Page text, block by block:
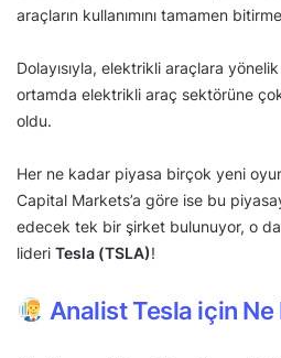
araçların kullanımını tamamen
Dolayısıyla, elektrikli araçlara
ortamda elektrikli araç sektörüne
oldu.
Her ne kadar piyasa birçok yeni
Capital Markets’a göre ise bu
edecek tek bir şirket bulunuyor, o
lideri Tesla (TSLA)!
Analist Tesla için Ne